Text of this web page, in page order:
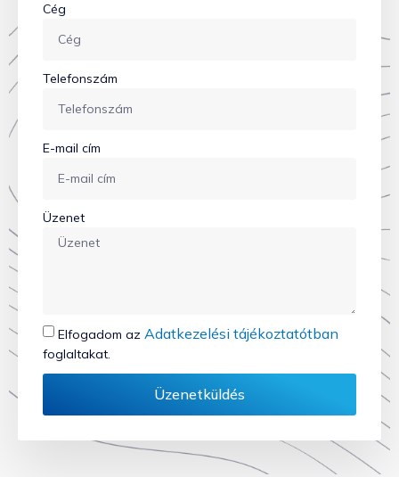
Cég
Telefonszám
E-mail cím
Üzenet
Elfogadom az Adatkezelési tájékoztatótban
foglaltakat.
Üzenetküldés